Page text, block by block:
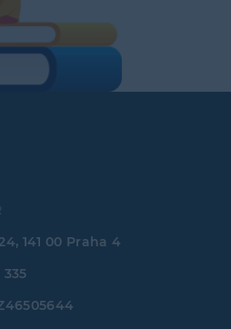
141 00 Praha 4